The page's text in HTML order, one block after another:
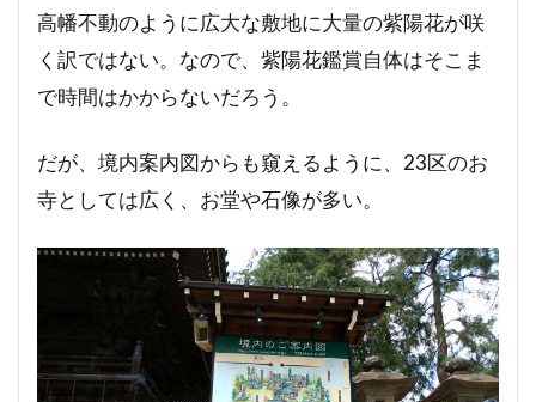
高幡不動のように広大な敷地に大量の紫陽花が咲
く訳ではない。なので、紫陽花鑑賞自体はそこま
で時間はかからないだろう。
だが、境内案内図からも窺えるように、23区のお
寺としては広く、お堂や石像が多い。